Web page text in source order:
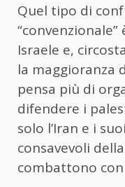
Quel tipo di
Israele e,
la maggioranza
pensa più di
difendere i
solo l’Iran e i
consavevoli
combattono